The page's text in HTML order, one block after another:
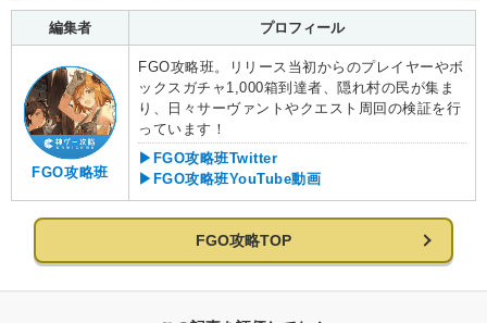
編集者 プロフィール
FGO攻略班
FGO攻略班。リリース当初からのプレイヤーやボ
ックスガチャ1,000箱到達者、隠れ村の民が集ま
り、日々サーヴァントやクエスト周回の検証を行
っています！
▶FGO攻略班Twitter
▶FGO攻略班YouTube動画
FGO攻略TOP